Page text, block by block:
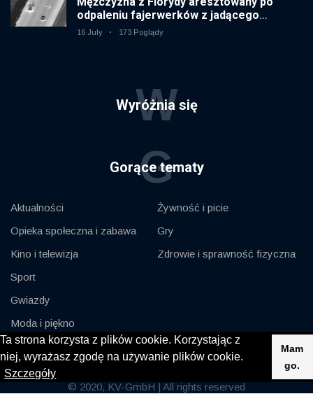
Ta strona korzysta z plików cookie. Korzystając z
niej, wyrażasz zgodę na używanie plików cookie.
Szczegóły
Mam
go.
odpaleniu fajerwerków z jadącego
samochodu
16 July 173 Poglądy
Wyróżnia się
W
Gorące tematy
G
Aktualności
Opieka społeczna i zabawa
Kino i telewizja
Sport
Gwiazdy
Moda i piękno
Samochody i silnik
Żywność i picie
Gry
Zdrowie i sprawność fizyczna
© 2020, KV-GmbH | All rights reserved